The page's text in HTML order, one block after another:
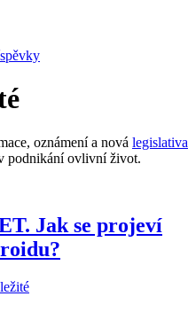
oznámení a nová legislativa
podnikání ovlivní život.
Jak se projeví